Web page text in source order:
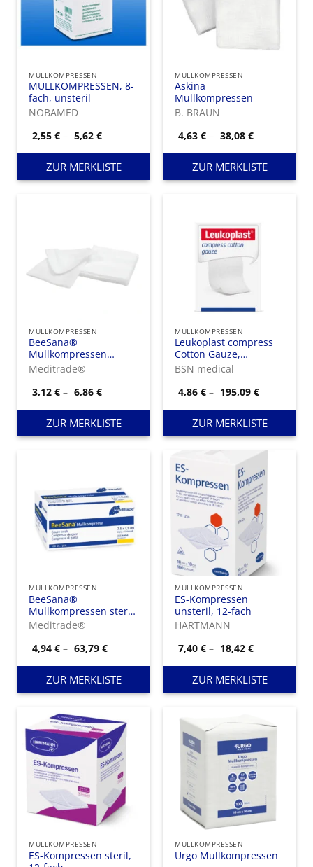
MULLKOMPRESSEN
MULLKOMPRESSEN, 8-
fach, unsteril
NOBAMED
2,55€ – 5,62€Preisspanne:
2,55 €
bis
5,62 €
ZUR MERKLISTE
MULLKOMPRESSEN
Askina
Mullkompressen
B. BRAUN
4,63€ – 38,08€
4,63 €
bis
38,08 €
ZUR MERKLISTE
MULLKOMPRESSEN
BeeSana®
Mullkompressen
unsteril, 8-fach
Meditrade®
3,12€ – 6,86€Preisspanne:
3,12 €
bis
6,86 €
ZUR MERKLISTE
MULLKOMPRESSEN
Leukoplast compress
Cotton Gauze,
Baumwoll Kompressen
BSN medical
4,86€ – 195,09€
4,86 €
bis
195,09 €
ZUR MERKLISTE
MULLKOMPRESSEN
BeeSana®
Mullkompressen steril,
8-fach
Meditrade®
4,94€ – 63,79€Preisspanne:
bis
63,79 €
ZUR MERKLISTE
MULLKOMPRESSEN
ES-Kompressen
unsteril, 12-fach
HARTMANN
7,40€ – 18,42€
bis
18,42 €
ZUR MERKLISTE
MULLKOMPRESSEN
ES-Kompressen steril,
MULLKOMPRESSEN
Urgo Mullkompressen